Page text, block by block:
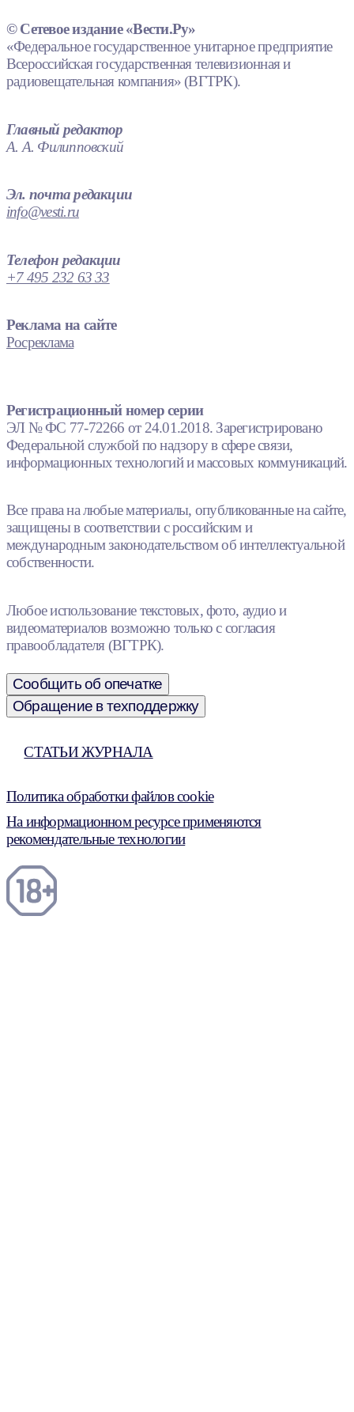
© Сетевое издание «Вести.Ру»
«Федеральное государственное унитарное предприятие
Всероссийская государственная телевизионная и
радиовещательная компания» (ВГТРК).
Главный редактор
А. А. Филипповский
Эл. почта редакции
info@vesti.ru
Телефон редакции
+7 495 232 63 33
Реклама на сайте
Росреклама
Регистрационный номер серии
ЭЛ № ФС 77-72266 от 24.01.2018. Зарегистрировано
Федеральной службой по надзору в сфере связи,
информационных технологий и массовых коммуникаций.
Все права на любые материалы, опубликованные на сайте,
защищены в соответствии с российским и
международным законодательством об интеллектуальной
собственности.
Любое использование текстовых, фото, аудио и
видеоматериалов возможно только с согласия
правообладателя (ВГТРК).
Сообщить об опечатке
Обращение в техподдержку
СТАТЬИ ЖУРНАЛА
Политика обработки файлов cookie
На информационном ресурсе применяются
рекомендательные технологии